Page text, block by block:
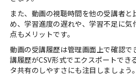
また、動画の視聴時間を他の受講者と
め、学習進度の遅れや、学習不足に気
点もメリットです。
動画の受講履歴は管理画面上で確認で
講履歴がCSV形式でエクスポートでき
タ共有のしやすさにも注目しましょう。